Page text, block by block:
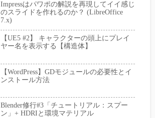
Impressはパワポの解説を再現してイイ感じ
のスライドを作れるのか？ (LibreOffice
7.x)
【UE5 #2】 キャラクターの頭上にプレイ
ヤー名を表示する【構造体】
【WordPress】GDモジュールの必要性とイ
ンストール方法
Blender修行#3「チュートリアル：スプー
ン」+ HDRIと環境マテリアル